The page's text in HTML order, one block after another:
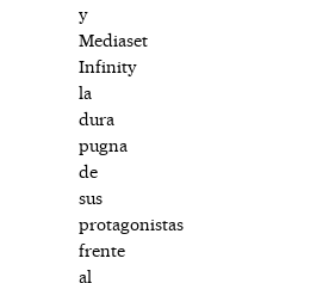
y
Mediaset
Infinity
la
dura
pugna
de
sus
protagonistas
frente
al